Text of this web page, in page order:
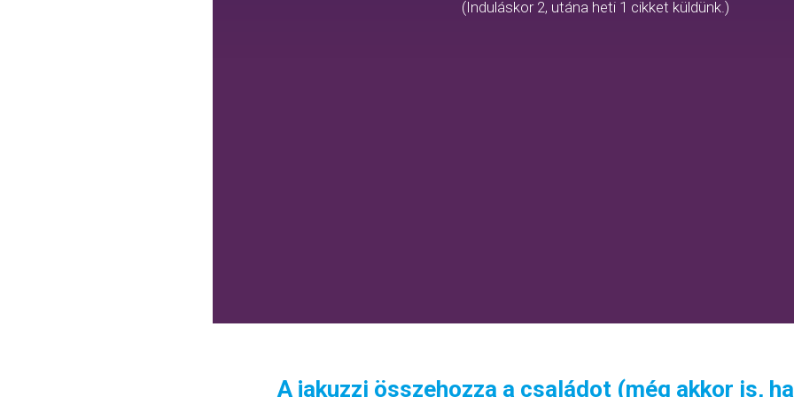
(Induláskor 2, utána heti 1 cikket küldünk.)
A jakuzzi összehozza a családot (még akkor is,